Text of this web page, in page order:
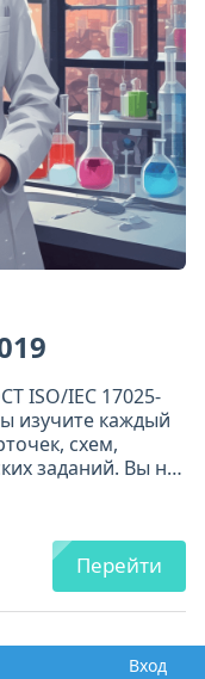
ISO/IEC 17025-
изучите каждый
схем,
заданий. Вы не
поймёте их и
Перейти
Вход